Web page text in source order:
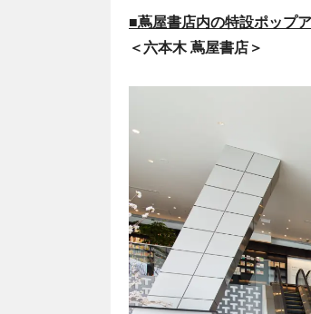
■蔦屋書店内の特設ポップ
＜六本木 蔦屋書店＞